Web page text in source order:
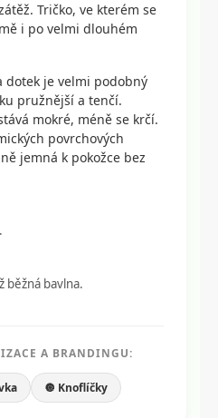
Tričko, ve kterém se
i po velmi dlouhém
dotek je velmi podobný
pružnější a tenčí.
mokré, méně se krčí.
povrchových
jemná k pokožce bez
běžná bavlna.
A BRANDINGU:
🔘 Knoflíčky